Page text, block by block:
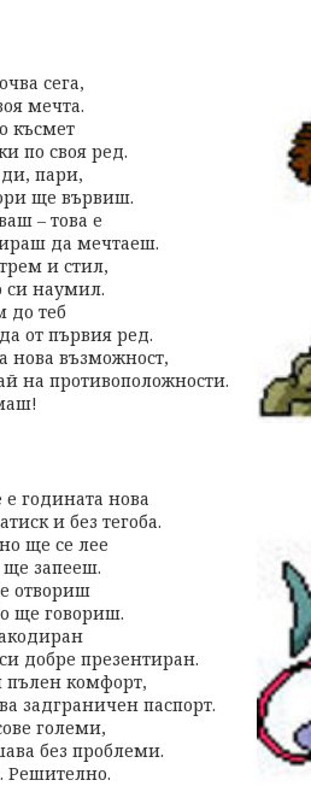
сега,
мечта.
късмет
по своя ред.
пари,
ще вървиш.
– това е
да мечтаеш.
и стил,
си наумил.
до теб
от първия ред.
нова възможност,
на противоположности.
годината нова
и без тегоба.
ще се лее
ще запееш.
отвориш
ще говориш.
добре презентиран.
пълен комфорт,
задграничен паспорт.
големи,
без проблеми.
Решително.